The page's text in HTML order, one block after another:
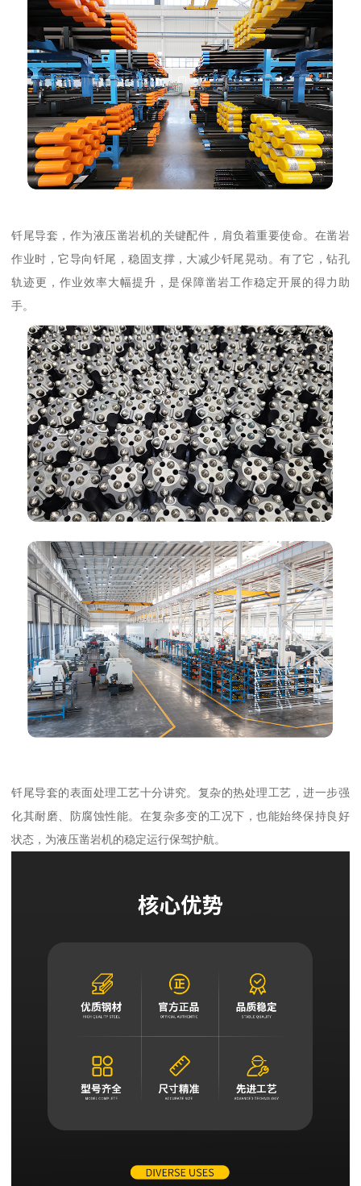
钎尾导套，作为液压凿岩机的关键配件，肩负着重要使命。在凿岩
作业时，它导向钎尾，稳固支撑，大减少钎尾晃动。有了它，钻孔
轨迹更，作业效率大幅提升，是保障凿岩工作稳定开展的得力助
手。
钎尾导套的表面处理工艺十分讲究。复杂的热处理工艺，进一步强
化其耐磨、防腐蚀性能。在复杂多变的工况下，也能始终保持良好
状态，为液压凿岩机的稳定运行保驾护航。